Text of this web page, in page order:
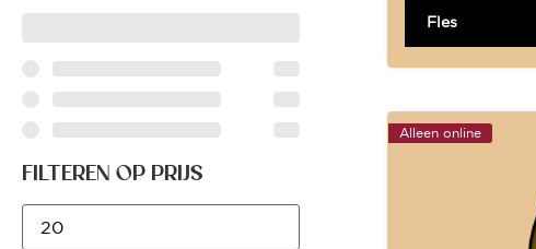
FILTEREN OP PRIJS
Fles
Alleen online